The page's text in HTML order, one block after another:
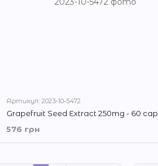
Артикул: 2023-10-5472
Grapefruit Seed Extract 250mg - 60
576 грн